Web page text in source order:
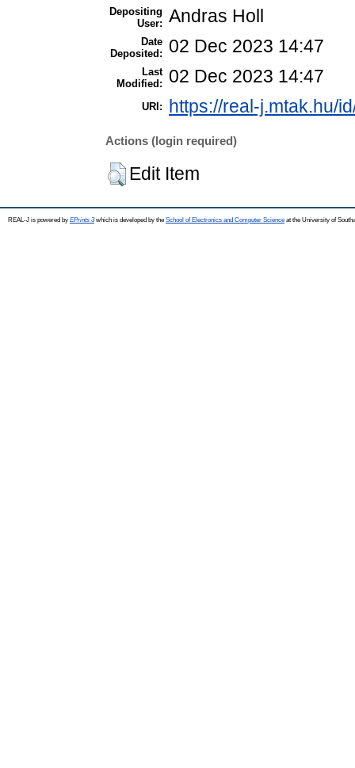
Depositing
User: Andras Holl
Date
Deposited:
02 Dec 2023 14:47
Last
Modified:
02 Dec 2023 14:47
URI: https://real-j.mtak.hu/
Actions (login required)
Edit Item
REAL-J is powered by EPrints 3which is developed by the School of Electronics and Computer Science at the University of